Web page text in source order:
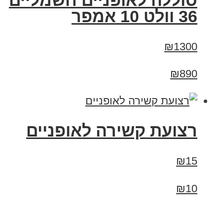
36 וולט 10 אמפר
₪1300
₪890
רצועת קשירה לאופניים
₪15
₪10